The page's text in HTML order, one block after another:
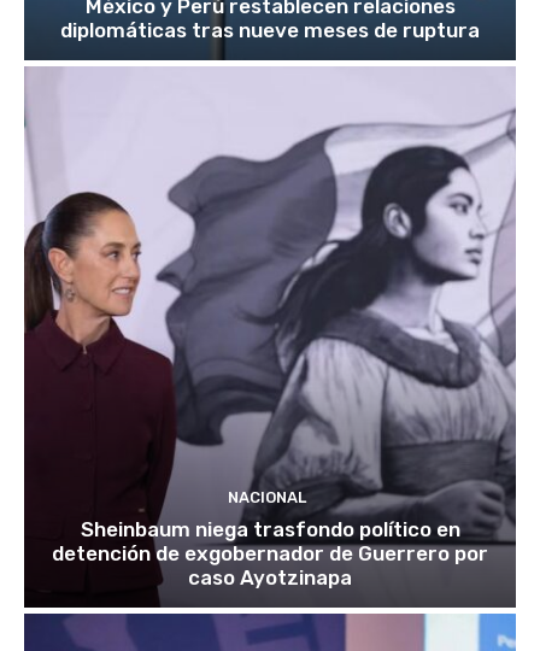
México y Perú restablecen relaciones
diplomáticas tras nueve meses de ruptura
NACIONAL
Sheinbaum niega trasfondo político en
detención de exgobernador de Guerrero por
caso Ayotzinapa